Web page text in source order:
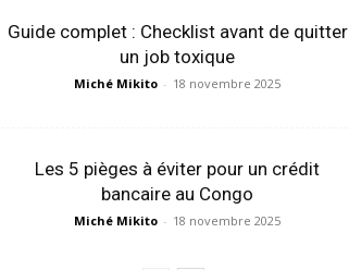
Guide complet : Checklist avant de quitter
un job toxique
Miché Mikito - 18 novembre 2025
Les 5 pièges à éviter pour un crédit
bancaire au Congo
Miché Mikito - 18 novembre 2025